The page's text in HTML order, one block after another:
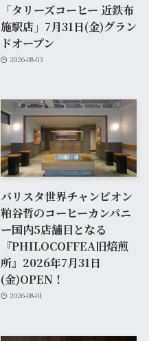
「タリーズコーヒー 近鉄布
施駅店」7月31日(金)グラン
ドオープン
2026-08-03
バリスタ世界チャンピオン
粕谷哲のコーヒーカンパニ
ー国内5店舗目となる
『PHILOCOFFEA旧焙煎
所』2026年7月31日
(金)OPEN！
2026-08-01